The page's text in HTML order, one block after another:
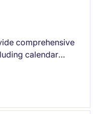
comprehensive
calendar
with both internal
is ideal for